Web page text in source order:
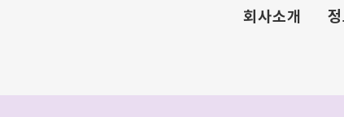
회사소개